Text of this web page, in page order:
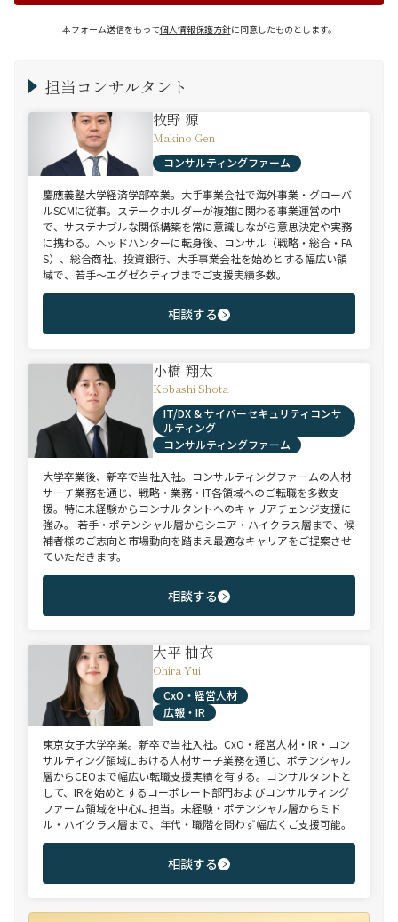
本フォーム送信をもって個人情報保護方針に同意したものとします。
担当コンサルタント
牧野 源
Makino Gen
コンサルティングファーム
慶應義塾大学経済学部卒業。大手事業会社で海外事業・グローバ
ルSCMに従事。ステークホルダーが複雑に関わる事業運営の中
で、サステナブルな関係構築を常に意識しながら意思決定や実務
に携わる。ヘッドハンターに転身後、コンサル（戦略・総合・FA
S）、総合商社、投資銀行、大手事業会社を始めとする幅広い領
域で、若手～エグゼクティブまでご支援実績多数。
相談する
小橋 翔太
Kobashi Shota
IT/DX & サイバーセキュリティコンサ
ルティング
コンサルティングファーム
大学卒業後、新卒で当社入社。コンサルティングファームの人材
サーチ業務を通じ、戦略・業務・IT各領域へのご転職を多数支
援。特に未経験からコンサルタントへのキャリアチェンジ支援に
強み。 若手・ポテンシャル層からシニア・ハイクラス層まで、候
補者様のご志向と市場動向を踏まえ最適なキャリアをご提案させ
ていただきます。
相談する
大平 柚衣
Ohira Yui
CxO・経営人材
広報・IR
東京女子大学卒業。新卒で当社入社。CxO・経営人材・IR・コン
サルティング領域における人材サーチ業務を通じ、ポテンシャル
層からCEOまで幅広い転職支援実績を有する。コンサルタントと
して、IRを始めとするコーポレート部門およびコンサルティング
ファーム領域を中心に担当。未経験・ポテンシャル層からミド
ル・ハイクラス層まで、年代・職階を問わず幅広くご支援可能。
相談する